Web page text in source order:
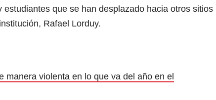
estudiantes que se han desplazado hacia otros sitios
Rafael Lorduy.
manera violenta en lo que va del año en el